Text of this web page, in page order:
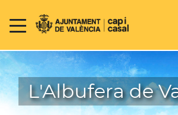
L'Albufera de